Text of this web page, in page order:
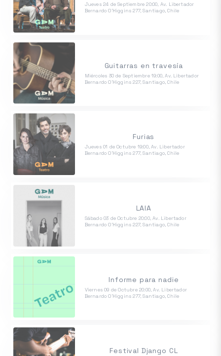
Jueves 24 de Septiembre 20:00, Av. Libertador
Bernardo O'Higgins 277, Santiago, Chile
Guitarras en travesía
Miércoles 30 de Septiembre 19:00, Av. Libertador
Bernardo O'Higgins 227, Santiago, Chile
Furias
Jueves 01 de Octubre 19:00, Av. Libertador
Bernardo O'Higgins 277, Santiago, Chile
LAIA
Sábado 03 de Octubre 20:00, Av. Libertador
Bernardo O'Higgins 227, Santiago, Chile
Informe para nadie
Viernes 09 de Octubre 20:00, Av. Libertador
Bernardo O'Higgins 277, Santiago, Chile
Festival Django CL